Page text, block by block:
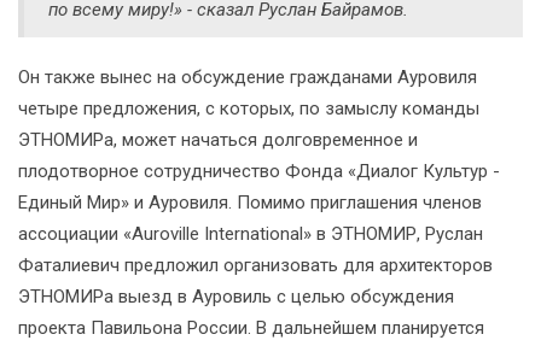
по всему миру!» - сказал Руслан Байрамов.
Он также вынес на обсуждение гражданами Ауровиля
четыре предложения, с которых, по замыслу команды
ЭТНОМИРа, может начаться долговременное и
плодотворное сотрудничество Фонда «Диалог Культур -
Единый Мир» и Ауровиля. Помимо приглашения членов
ассоциации «Auroville International» в ЭТНОМИР, Руслан
Фаталиевич предложил организовать для архитекторов
ЭТНОМИРа выезд в Ауровиль с целью обсуждения
проекта Павильона России. В дальнейшем планируется